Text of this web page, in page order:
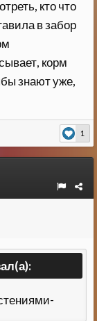
кто что
в забор
корм
знают уже,
1